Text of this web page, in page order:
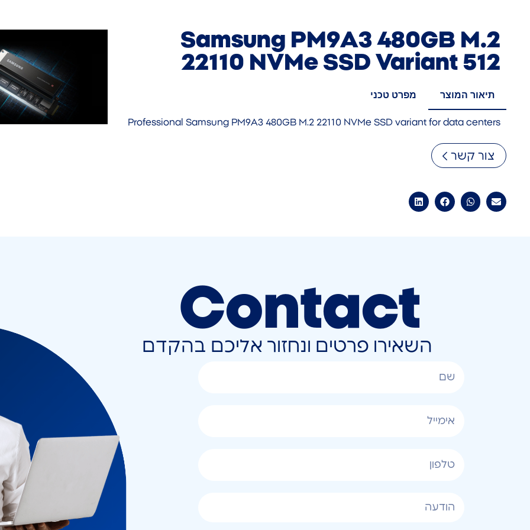
Samsung PM9A3 480GB M.2
22110 NVMe SSD Variant 512
תיאור המוצר מפרט טכני
Professional Samsung PM9A3 480GB M.2 22110 NVMe SSD variant for data centers
צור קשר
Contact
השאירו פרטים ונחזור אליכם בהקדם